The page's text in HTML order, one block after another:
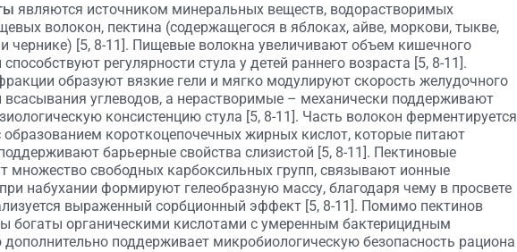
являются источником минеральных веществ, водорастворимых
волокон, пектина (содержащегося в яблоках, айве, моркови, тыкве,
чернике) [5, 8-11]. Пищевые волокна увеличивают объем кишечного
регулярности стула у детей раннего возраста [5, 8-11].
образуют вязкие гели и мягко модулируют скорость желудочного
углеводов, а нерастворимые – механически поддерживают
консистенцию стула [5, 8-11]. Часть волокон ферментируется
образованием короткоцепочечных жирных кислот, которые питают
барьерные свойства слизистой [5, 8-11]. Пектиновые
множество свободных карбоксильных групп, связывают ионные
набухании формируют гелеобразную массу, благодаря чему в просвете
выраженный сорбционный эффект [5, 8-11]. Помимо пектинов
богаты органическими кислотами с умеренным бактерицидным
дополнительно поддерживает микробиологическую безопасность рациона